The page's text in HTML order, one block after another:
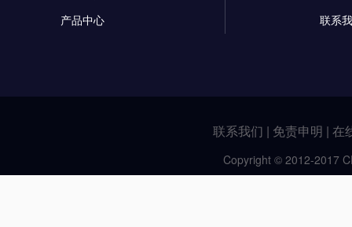
产品中心
联系
联系我们 | 免责申明 | 在
Copyright © 2012-2017